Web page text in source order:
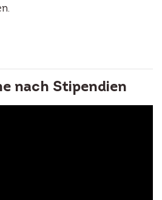
nach Stipendien